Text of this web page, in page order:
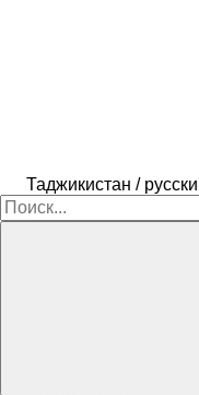
Таджикистан /